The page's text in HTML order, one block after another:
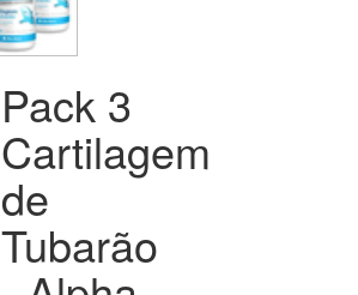
Pack 3
Cartilagem
de
Tubarão